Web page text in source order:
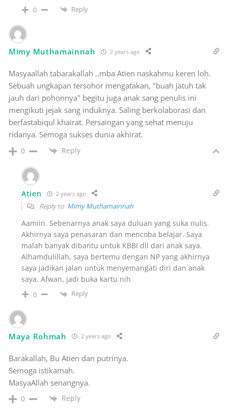
0 Reply
Mimy Muthamainnah 2 years ago
Masyaallah tabarakallah ..mba Atien naskahmu keren loh.
Sebuah ungkapan tersohor mengatakan, "buah jatuh tak
jauh dari pohonnya" begitu juga anak sang penulis ini
mengikuti jejak sang induknya. Saling berkolaborasi dan
berfastabiqul khairat. Persaingan yang sehat menuju
ridanya. Semoga sukses dunia akhirat.
0 Reply
Atien 2 years ago
Reply to Mimy Muthamainnah
Aamiin. Sebenarnya anak saya duluan yang suka nulis.
Akhirnya saya penasaran dan mencoba belajar. Saya
malah banyak dibantu untuk KBBI dll dari anak saya.
Alhamdulillah, saya bertemu dengan NP yang akhirnya
saya jadikan jalan untuk menyemangati diri dan anak
saya. Afwan, jadi buka kartu nih
0 Reply
Maya Rohmah 2 years ago
Barakallah, Bu Atien dan putrinya.
Semoga istikamah.
MasyaAllah senangnya.
0 Reply